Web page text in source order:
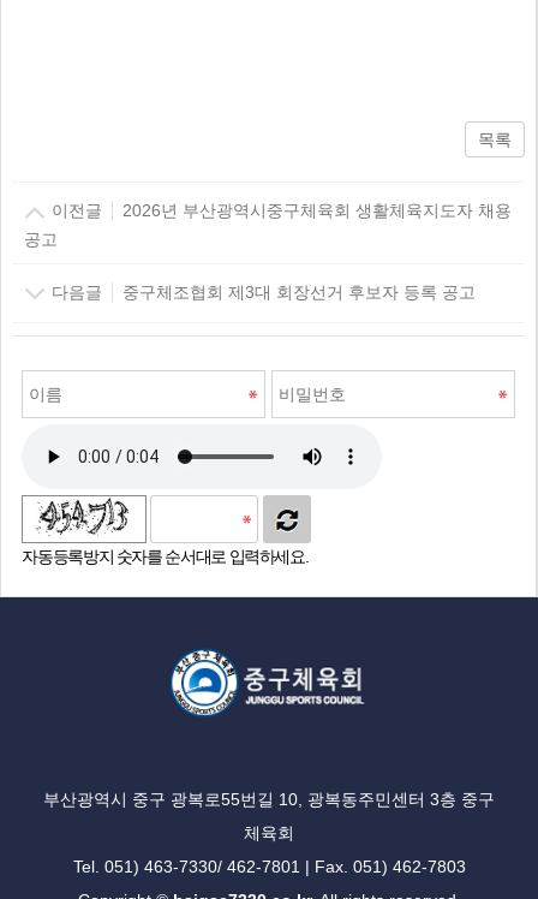
목록
이전글
2026년 부산광역시중구체육회 생활체육지도자 채용
공고
다음글 중구체조협회 제3대 회장선거 후보자 등록 공고
자동등록방지 숫자를 순서대로 입력하세요.
부산광역시 중구 광복로55번길 10, 광복동주민센터 3층 중구
체육회
Tel. 051) 463-7330/ 462-7801 | Fax. 051) 462-7803